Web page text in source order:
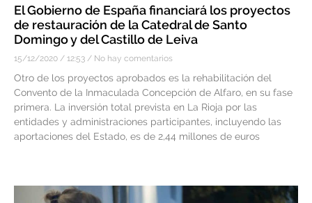
El Gobierno de España financiará los proyectos
de restauración de la Catedral de Santo
Domingo y del Castillo de Leiva
15/12/2020 12:53 No hay comentarios
Otro de los proyectos aprobados es la rehabilitación del
Convento de la Inmaculada Concepción de Alfaro, en su fase
primera. La inversión total prevista en La Rioja por las
entidades y administraciones participantes, incluyendo las
aportaciones del Estado, es de 2,44 millones de euros